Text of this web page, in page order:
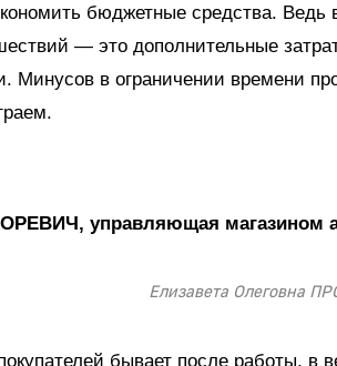
бюджетные средства.
— это дополнительные
Минусов в ограничении времени
управляющая магазином
Елизавета Олеговна
бывает после работы, в